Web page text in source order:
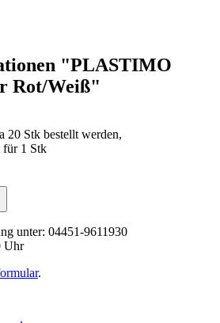
"PLASTIMO
Rot/Weiß"
20 Stk bestellt werden,
für 1 Stk
unter: 04451-9611930
Uhr
.